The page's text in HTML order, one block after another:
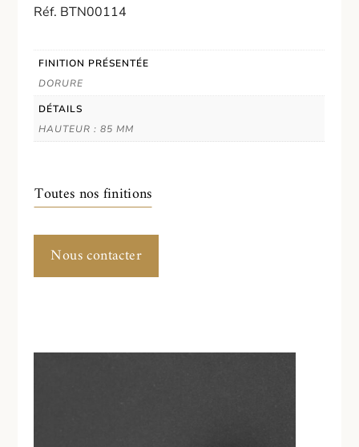
Réf. BTN00114
FINITION PRÉSENTÉE
DORURE
DÉTAILS
HAUTEUR : 85 MM
Toutes nos finitions
Nous contacter